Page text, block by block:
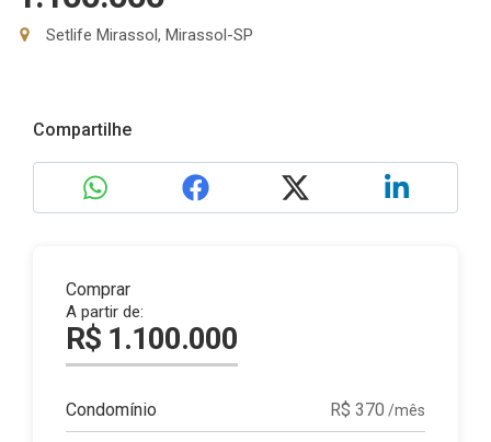
Setlife Mirassol, Mirassol-SP
Compartilhe
Comprar
A partir de:
R$ 1.100.000
Condomínio R$ 370 /mês